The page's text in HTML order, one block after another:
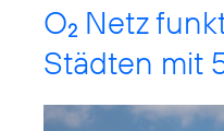
O2 Netz
Städten mit